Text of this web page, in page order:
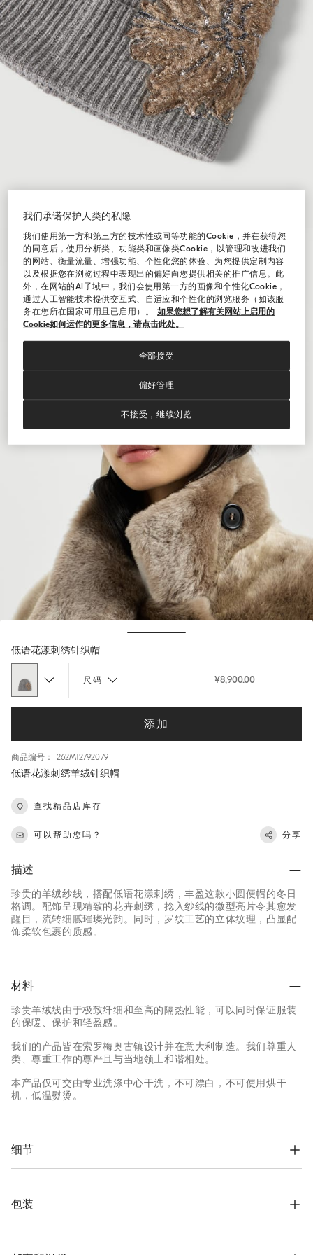
低语花漾刺绣针织帽
尺码 ¥8,900.00
添加
商品编号： 262M12792079
低语花漾刺绣羊绒针织帽
查找精品店库存
可以帮助您吗？ 分享
描述
珍贵的羊绒纱线，搭配低语花漾刺绣，丰盈这款小圆便帽的冬日
格调。配饰呈现精致的花卉刺绣，捻入纱线的微型亮片令其愈发
醒目，流转细腻璀璨光韵。同时，罗纹工艺的立体纹理，凸显配
饰柔软包裹的质感。
材料
珍贵羊绒线由于极致纤细和至高的隔热性能，可以同时保证服装
的保暖、保护和轻盈感。
我们的产品皆在索罗梅奥古镇设计并在意大利制造。我们尊重人
类、尊重工作的尊严且与当地领土和谐相处。
本产品仅可交由专业洗涤中心干洗，不可漂白，不可使用烘干
机，低温熨烫。
细节
100% 羊绒
包装
我们承诺保护人类的私隐
我们使用第一方和第三方的技术性或同等功能的Cookie，并在获得您
的同意后，使用分析类、功能类和画像类Cookie，以管理和改进我们
的网站、衡量流量、增强功能、个性化您的体验、为您提供定制内容
以及根据您在浏览过程中表现出的偏好向您提供相关的推广信息。此
外，在网站的AI子域中，我们会使用第一方的画像和个性化Cookie，
通过人工智能技术提供交互式、自适应和个性化的浏览服务（如该服
务在您所在国家可用且已启用）。
如果您想了解有关网站上启用的
Cookie如何运作的更多信息，请点击此处。
偏好管理
不接受，继续浏览
全部接受